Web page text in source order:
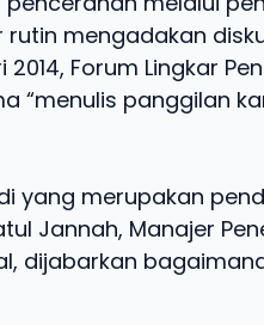
rutin mengadakan
Forum Lingkar
“menulis panggilan
yang merupakan
Jannah, Manajer
dijabarkan